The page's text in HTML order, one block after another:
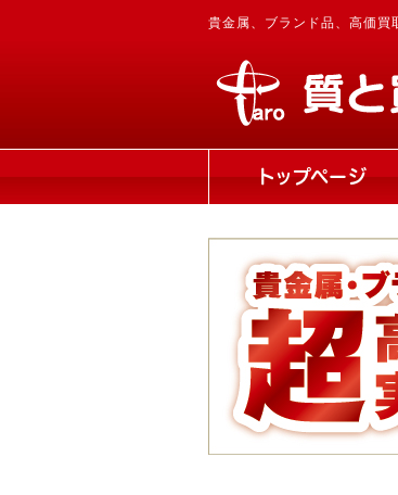
貴金属、ブランド品、高価買
トップページ